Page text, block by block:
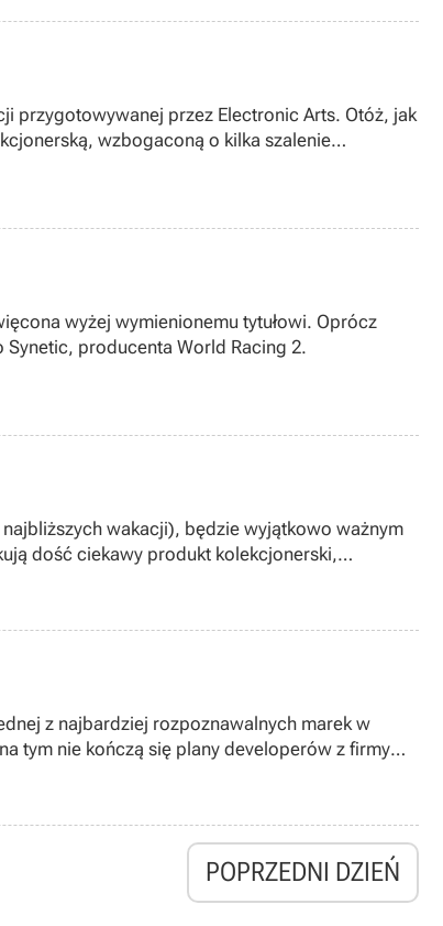
przygotowywanej przez Electronic Arts. Otóż, jak
wyżej wymienionemu tytułowi. Oprócz
producenta World Racing 2.
wakacji), będzie wyjątkowo ważnym
dość ciekawy produkt kolekcjonerski,
z najbardziej rozpoznawalnych marek w
tym nie kończą się plany developerów z firmy
POPRZEDNI DZIEŃ